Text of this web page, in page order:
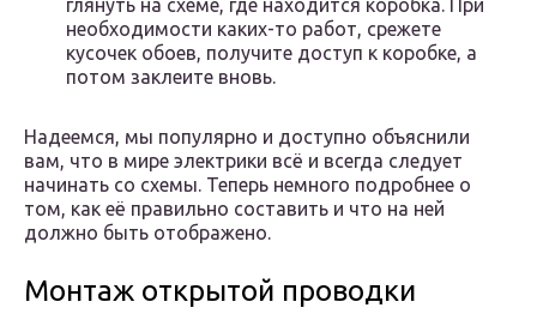
глянуть на схеме, где находится коробка. При
необходимости каких-то работ, срежете
кусочек обоев, получите доступ к коробке, а
потом заклеите вновь.
Надеемся, мы популярно и доступно объяснили
вам, что в мире электрики всё и всегда следует
начинать со схемы. Теперь немного подробнее о
том, как её правильно составить и что на ней
должно быть отображено.
Монтаж открытой проводки